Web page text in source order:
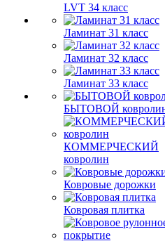
LVT 34 класс
Ламинат 31 класс
Ламинат 32 класс
Ламинат 33 класс
БЫТОВОЙ
КОММЕРЧЕСКИЙ
ковролин
Ковровые дорожки
Ковровая плитка